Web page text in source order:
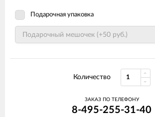
Подарочная упаковка
Количество
ЗАКАЗ ПО ТЕЛЕФОНУ
8-495-255-31-40